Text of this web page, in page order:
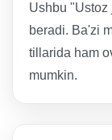
Ushbu
beradi. Ba'zi
tillarida ham
mumkin.